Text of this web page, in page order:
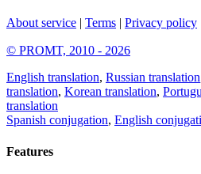
About service | Terms | Privacy policy
© PROMT, 2010 - 2026
English translation, Russian translation
translation, Korean translation,
translation
Spanish conjugation, English
Features